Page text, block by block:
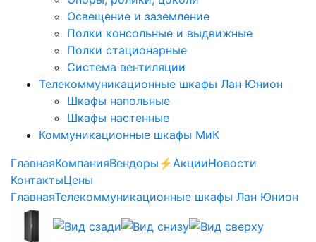
Освещение и заземление
Полки консольные и выдвижные
Полки стационарные
Система вентиляции
Телекоммуникационные шкафы Лан Юнион
Шкафы напольные
Шкафы настенные
Коммуникационные шкафы МиК
ГлавнаяКомпанияВендоры ⚡️АкцииНовости
КонтактыЦены
ГлавнаяТелекоммуникационные шкафы Лан Юнион